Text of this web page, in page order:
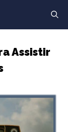
Assistir